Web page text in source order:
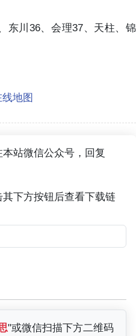
东川36、会理37、天柱、锦
地图
站微信公众号，回复
下方按钮后查看下载链
"或微信扫描下方二维码